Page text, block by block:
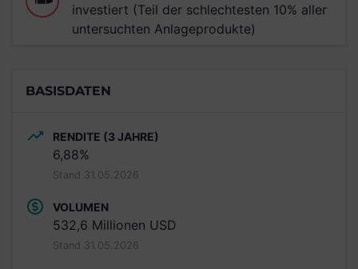
investiert (Teil der schlechtesten 10% aller
untersuchten Anlageprodukte)
BASISDATEN
RENDITE (3 JAHRE)
6,88%
Stand 31.05.2026
VOLUMEN
532,6 Millionen USD
Stand 31.05.2026